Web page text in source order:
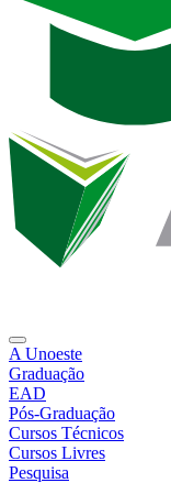
A Unoeste
Graduação
EAD
Pós-Graduação
Cursos Técnicos
Cursos Livres
Pesquisa